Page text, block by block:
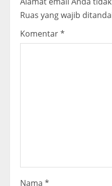
e
R
e
Ruas yang wajib
Komentar*
Nama *